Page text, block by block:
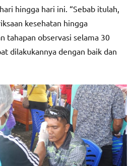
hingga hari ini. “Sebab itulah,
kesehatan hingga
tahapan observasi selama 30
dilakukannya dengan baik dan